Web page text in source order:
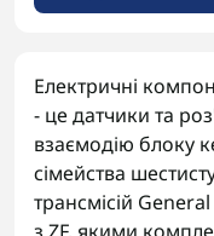
Електричні
- це датчики та
взаємодію блоку
сімейства
трансмісій